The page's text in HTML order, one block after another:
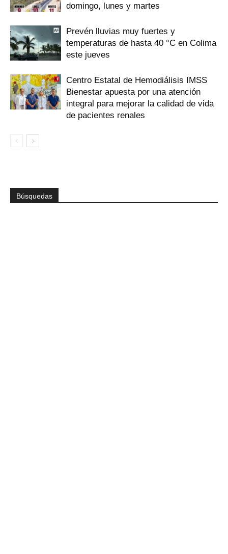
domingo, lunes y martes
Prevén lluvias muy fuertes y
temperaturas de hasta 40 °C en Colima
este jueves
Centro Estatal de Hemodiálisis IMSS
Bienestar apuesta por una atención
integral para mejorar la calidad de vida
de pacientes renales
Búsquedas